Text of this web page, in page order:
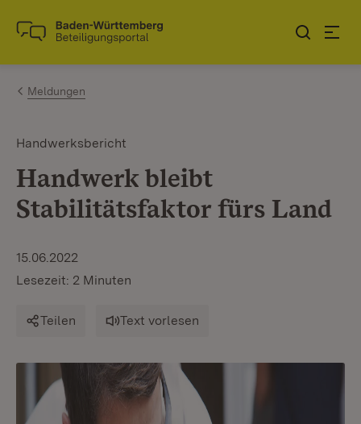
Zum Inhalt springen
Link zur Startseite
Meldungen
Handwerksbericht
Handwerk bleibt
Stabilitätsfaktor fürs Land
15.06.2022
Lesezeit: 2 Minuten
Teilen Text vorlesen